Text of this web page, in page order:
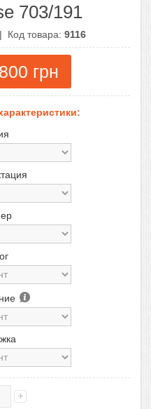
703/191
Код товара: 9116
грн